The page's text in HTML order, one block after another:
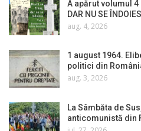
A apărut volumul 4
DAR NU SE
aug. 4, 2026
1 august 1964.
politici din
aug. 3, 2026
La Sâmbăta de
anticomunistă din